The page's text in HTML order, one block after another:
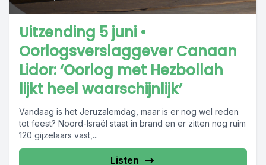
Uitzending 5 juni •
Oorlogsverslaggever Canaan
Lidor: ‘Oorlog met Hezbollah
lijkt heel waarschijnlijk’
Vandaag is het Jeruzalemdag, maar is er nog wel reden
tot feest? Noord-Israël staat in brand en er zitten nog ruim
120 gijzelaars vast,...
Listen